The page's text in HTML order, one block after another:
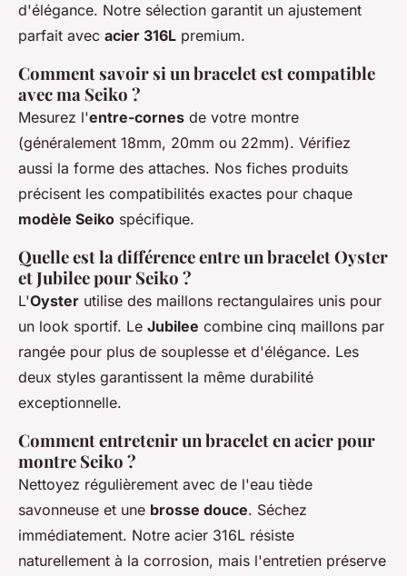
d'élégance. Notre sélection garantit un ajustement
parfait avec acier 316L premium.
Comment savoir si un bracelet est compatible
avec ma Seiko ?
Mesurez l'entre-cornes de votre montre
(généralement 18mm, 20mm ou 22mm). Vérifiez
aussi la forme des attaches. Nos fiches produits
précisent les compatibilités exactes pour chaque
modèle Seiko spécifique.
Quelle est la différence entre un bracelet Oyster
et Jubilee pour Seiko ?
L'Oyster utilise des maillons rectangulaires unis pour
un look sportif. Le Jubilee combine cinq maillons par
rangée pour plus de souplesse et d'élégance. Les
deux styles garantissent la même durabilité
exceptionnelle.
Comment entretenir un bracelet en acier pour
montre Seiko ?
Nettoyez régulièrement avec de l'eau tiède
savonneuse et une brosse douce. Séchez
immédiatement. Notre acier 316L résiste
naturellement à la corrosion, mais l'entretien préserve